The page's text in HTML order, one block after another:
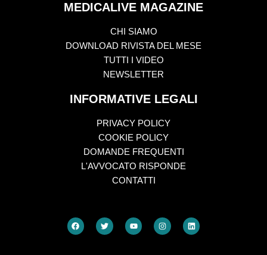
MEDICALIVE MAGAZINE
CHI SIAMO
DOWNLOAD RIVISTA DEL MESE
TUTTI I VIDEO
NEWSLETTER
INFORMATIVE LEGALI
PRIVACY POLICY
COOKIE POLICY
DOMANDE FREQUENTI
L'AVVOCATO RISPONDE
CONTATTI